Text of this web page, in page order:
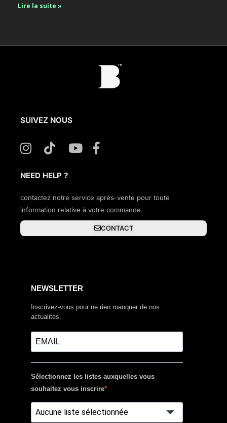
Lire la suite »
SUIVEZ NOUS
NEED HELP ?
contactez notre service après-vente pour toute
information relative à votre commande.
CONTACT
NEWSLETTER
Inscrivez-vous pour ne rien manquer de nos
actualités.
Sélectionnez les listes auxquelles vous
souhaitez vous inscrire
Aucune liste sélectionnée